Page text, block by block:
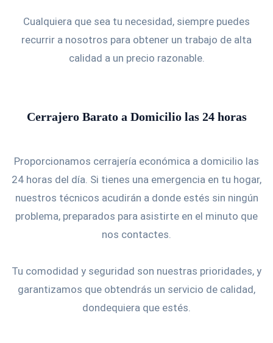
Cualquiera que sea tu necesidad, siempre puedes
recurrir a nosotros para obtener un trabajo de alta
calidad a un precio razonable.
Cerrajero Barato a Domicilio las 24 horas
Proporcionamos cerrajería económica a domicilio las
24 horas del día. Si tienes una emergencia en tu hogar,
nuestros técnicos acudirán a donde estés sin ningún
problema, preparados para asistirte en el minuto que
nos contactes.
Tu comodidad y seguridad son nuestras prioridades, y
garantizamos que obtendrás un servicio de calidad,
dondequiera que estés.